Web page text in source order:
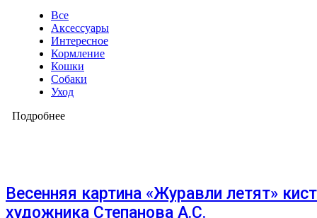
Все
Аксессуары
Интересное
Кормление
Кошки
Собаки
Уход
Подробнее
Весенняя картина «Журавли летят»
художника Степанова А.С.